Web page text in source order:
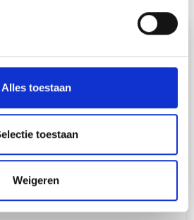
voor social media te bieden
te analyseren. Ook delen we
adverteren en analyse. Deze
gegevens combineren met andere
uw gebruik van hun services.
Alles toestaan
toestaan
Weigeren